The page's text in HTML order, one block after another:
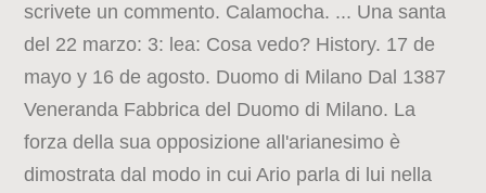
scrivete un commento. Calamocha. ... Una santa
del 22 marzo: 3: lea: Cosa vedo? History. 17 de
mayo y 16 de agosto. Duomo di Milano Dal 1387
Veneranda Fabbrica del Duomo di Milano. La
forza della sua opposizione all'arianesimo è
dimostrata dal modo in cui Ario parla di lui nella